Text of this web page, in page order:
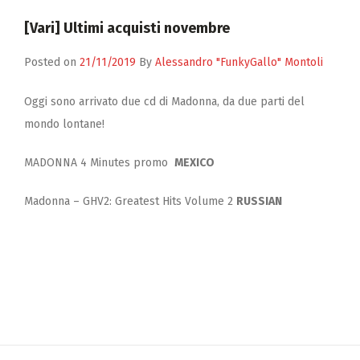
Contatti
[Vari] Ultimi acquisti novembre
Posted on 21/11/2019 By Alessandro "FunkyGallo" Montoli
Oggi sono arrivato due cd di Madonna, da due parti del
mondo lontane!
MADONNA 4 Minutes promo MEXICO
Madonna – GHV2: Greatest Hits Volume 2 RUSSIAN